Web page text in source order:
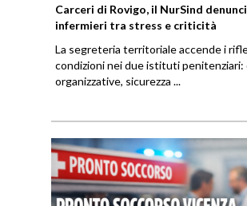
Carceri di Rovigo, il NurSind
infermieri tra stress e criticità
La segreteria territoriale accende i
condizioni nei due istituti penitenziari:
organizzative, sicurezza ...